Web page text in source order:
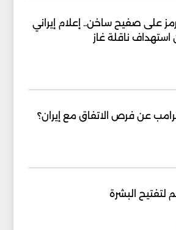
على صفيح ساخن.. إعلام إيراني
ناقلة غاز
عن فرص الاتفاق مع إيران؟
لتفتيح البشرة